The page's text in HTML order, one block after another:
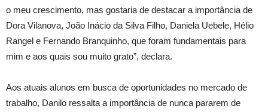
o meu crescimento, mas gostaria de destacar a importância de
Dora Vilanova, João Inácio da Silva Filho, Daniela Uebele, Hélio
Rangel e Fernando Branquinho, que foram fundamentais para
mim e aos quais sou muito grato”, declara.
Aos atuais alunos em busca de oportunidades no mercado de
trabalho, Danilo ressalta a importância de nunca pararem de